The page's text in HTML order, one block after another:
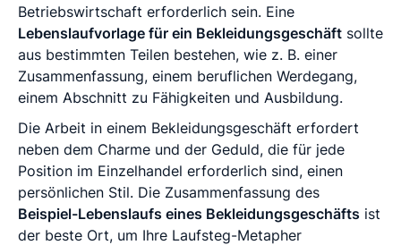
Betriebswirtschaft erforderlich sein. Eine
Lebenslaufvorlage für ein Bekleidungsgeschäft sollte
aus bestimmten Teilen bestehen, wie z. B. einer
Zusammenfassung, einem beruflichen Werdegang,
einem Abschnitt zu Fähigkeiten und Ausbildung.
Die Arbeit in einem Bekleidungsgeschäft erfordert
neben dem Charme und der Geduld, die für jede
Position im Einzelhandel erforderlich sind, einen
persönlichen Stil. Die Zusammenfassung des
Beispiel-Lebenslaufs eines Bekleidungsgeschäfts ist
der beste Ort, um Ihre Laufsteg-Metapher